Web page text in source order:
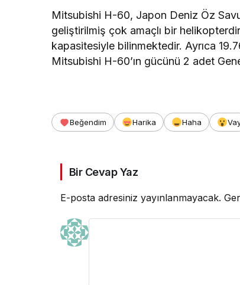
Mitsubishi H-60, Japon Deniz Öz
geliştirilmiş çok amaçlı bir
kapasitesiyle bilinmektedir. Ayrıca
Mitsubishi H-60’ın gücünü 2 adet
Beğendim Harika Haha
Bir Cevap Yaz
E-posta adresiniz yayınlanmayacak.